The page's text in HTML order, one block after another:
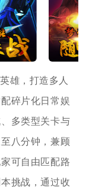
雄，打造多人
碎片化日常娱
多类型关卡与
八分钟，兼顾
可自由匹配路
挑战，通过收